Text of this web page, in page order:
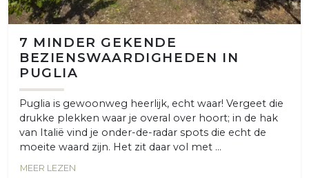
7 MINDER GEKENDE
BEZIENSWAARDIGHEDEN IN
PUGLIA
Puglia is gewoonweg heerlijk, echt waar! Vergeet die
drukke plekken waar je overal over hoort; in de hak
van Italië vind je onder-de-radar spots die echt de
moeite waard zijn. Het zit daar vol met ...
MEER LEZEN